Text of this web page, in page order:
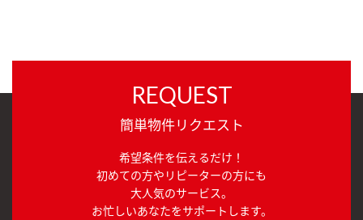
REQUEST
簡単物件リクエスト
希望条件を伝えるだけ！
初めての方やリピーターの方にも
大人気のサービス。
お忙しいあなたをサポートします。